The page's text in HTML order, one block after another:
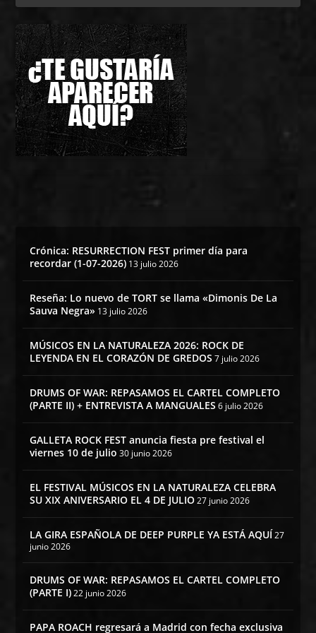
Crónica: RESURRECTION FEST primer día para
recordar (1-07-2026) 13 julio 2026
Reseña: Lo nuevo de TORT se llama «Dimonis De La
Sauva Negra» 13 julio 2026
MÚSICOS EN LA NATURALEZA 2026: ROCK DE
LEYENDA EN EL CORAZÓN DE GREDOS 7 julio 2026
DRUMS OF WAR: REPASAMOS EL CARTEL COMPLETO
(PARTE II) + ENTREVISTA A MANGUALES 6 julio 2026
GALLETA ROCK FEST anuncia fiesta pre festival el
viernes 10 de julio 30 junio 2026
EL FESTIVAL MÚSICOS EN LA NATURALEZA CELEBRA
SU XIX ANIVERSARIO EL 4 DE JULIO 27 junio 2026
LA GIRA ESPAÑOLA DE DEEP PURPLE YA ESTÁ AQUÍ 27
junio 2026
DRUMS OF WAR: REPASAMOS EL CARTEL COMPLETO
(PARTE I) 22 junio 2026
PAPA ROACH regresará a Madrid con fecha exclusiva